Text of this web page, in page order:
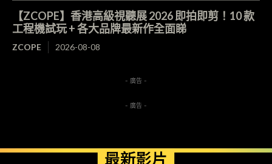
【ZCOPE】香港高級視聽展 2026 即拍即剪！10 款
工程機試玩 + 各大品牌最新作全面睇
ZCOPE 2026-08-08
- 廣告 -
- 廣告 -
最新影片